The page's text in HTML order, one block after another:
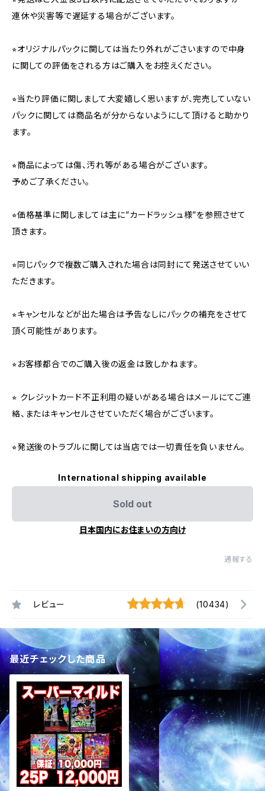
連休や災害等で遅延する場合がございます。
⭐︎オリジナルパックに関しては当たり外れがごさいますので中身
に関しての評価をされる方はご購入をお控えください。
⭐︎当たり評価に関しまして大変嬉しく思いますが、完売していない
パックに関しては商品名が分からないようにして頂けると助かり
ます。
⭐︎商品によっては傷、汚れ等がある場合がございます。
予めご了承ください。
⭐︎価格基準に関しましては主に”カードラッシュ様”を参照させて
頂きます。
⭐︎同じパックで複数ご購入された場合は同封にて発送させていい
ただきます。
⭐︎キャンセルなどが出た場合は予告なしにパックの補充をさせて
頂く可能性があります。
⭐︎お客様都合でのご購入後の返金は致しかねます。
⭐︎ クレジットカード不正利用の疑いがある場合はメールにてご連
絡、またはキャンセルさせていただく場合がございます。
⭐︎発送後のトラブルに関しては当店では一切責任を負いません。
International shipping available
Sold out
日本国内にお住まいの方向け
通報する
レビュー (10434)
最近チェックした商品